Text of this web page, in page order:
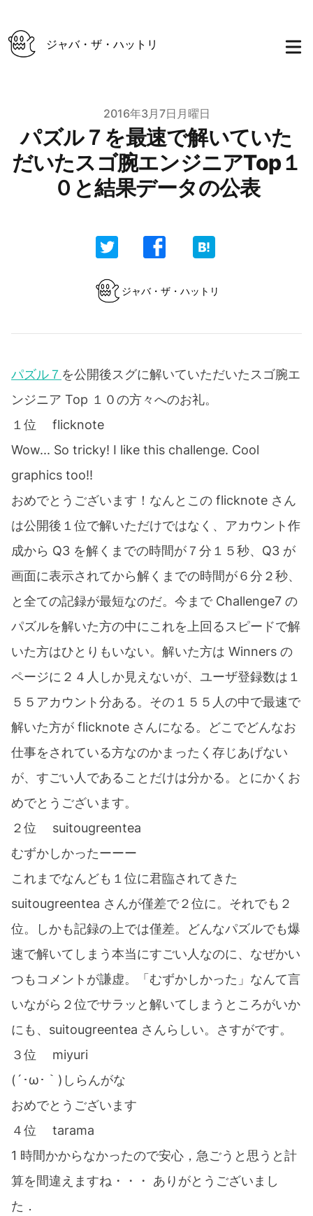
ジャバ・ザ・ハットリ
2016年3月7日月曜日
パズル７を最速で解いていた
だいたスゴ腕エンジニアTop１
０と結果データの公表
ジャバ・ザ・ハットリ
パズル７ を公開後スグに解いていただいたスゴ腕エ
ンジニア Top １０の方々へのお礼。
１位 flicknote
Wow... So tricky! I like this challenge. Cool
graphics too!!
おめでとうございます！なんとこの flicknote さん
は公開後１位で解いただけではなく、アカウント作
成から Q3 を解くまでの時間が７分１５秒、Q3 が
画面に表示されてから解くまでの時間が６分２秒、
と全ての記録が最短なのだ。今まで Challenge7 の
パズルを解いた方の中にこれを上回るスピードで解
いた方はひとりもいない。解いた方は Winners の
ページに２４人しか見えないが、ユーザ登録数は１
５５アカウント分ある。その１５５人の中で最速で
解いた方が flicknote さんになる。どこでどんなお
仕事をされている方なのかまったく存じあげない
が、すごい人であることだけは分かる。とにかくお
めでとうございます。
２位 suitougreentea
むずかしかったーーー
これまでなんども１位に君臨されてきた
suitougreentea さんが僅差で２位に。それでも２
位。しかも記録の上では僅差。どんなパズルでも爆
速で解いてしまう本当にすごい人なのに、なぜかい
つもコメントが謙虚。「むずかしかった」なんて言
いながら２位でサラッと解いてしまうところがいか
にも、suitougreentea さんらしい。さすがです。
３位 miyuri
(´･ω･｀)しらんがな
おめでとうございます
４位 tarama
1 時間かからなかったので安心，急ごうと思うと計
算を間違えますね・・・ ありがとうございまし
た．